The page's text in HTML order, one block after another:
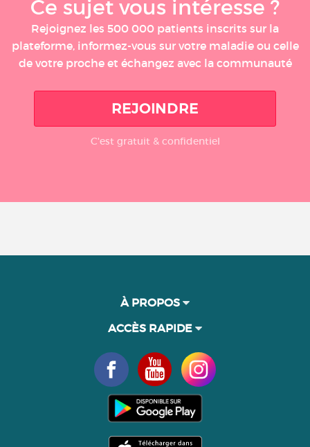
Ce sujet vous intéresse ?
Rejoignez les 500 000 patients inscrits sur la
plateforme, informez-vous sur votre maladie ou celle
de votre proche et échangez avec la communauté
REJOINDRE
C'est gratuit & confidentiel
À PROPOS
ACCÈS RAPIDE